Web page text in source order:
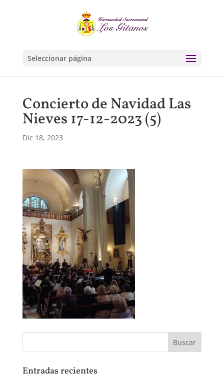
Seleccionar página
Concierto de Navidad Las
Nieves 17-12-2023 (5)
Dic 18, 2023
Entradas recientes